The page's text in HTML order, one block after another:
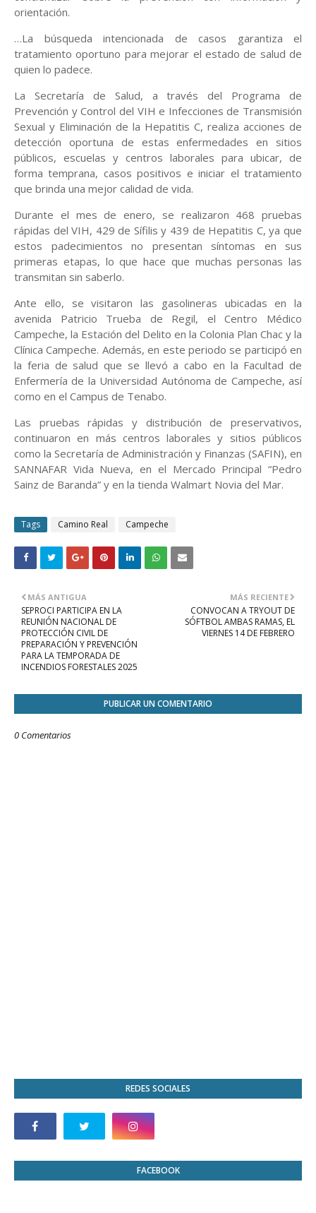
orientación.
…La búsqueda intencionada de casos garantiza el
tratamiento oportuno para mejorar el estado de salud de
quien lo padece.
La Secretaría de Salud, a través del Programa de
Prevención y Control del VIH e Infecciones de Transmisión
Sexual y Eliminación de la Hepatitis C, realiza acciones de
detección oportuna de estas enfermedades en sitios
públicos, escuelas y centros laborales para ubicar, de
forma temprana, casos positivos e iniciar el tratamiento
que brinda una mejor calidad de vida.
Durante el mes de enero, se realizaron 468 pruebas
rápidas del VIH, 429 de Sífilis y 439 de Hepatitis C, ya que
estos padecimientos no presentan síntomas en sus
primeras etapas, lo que hace que muchas personas las
transmitan sin saberlo.
Ante ello, se visitaron las gasolineras ubicadas en la
avenida Patricio Trueba de Regil, el Centro Médico
Campeche, la Estación del Delito en la Colonia Plan Chac y la
Clínica Campeche. Además, en este periodo se participó en
la feria de salud que se llevó a cabo en la Facultad de
Enfermería de la Universidad Autónoma de Campeche, así
como en el Campus de Tenabo.
Las pruebas rápidas y distribución de preservativos,
continuaron en más centros laborales y sitios públicos
como la Secretaría de Administración y Finanzas (SAFIN), en
SANNAFAR Vida Nueva, en el Mercado Principal “Pedro
Sainz de Baranda” y en la tienda Walmart Novia del Mar.
Tags Camino Real Campeche
MÁS RECIENTE
CONVOCAN A TRYOUT DE
SÓFTBOL AMBAS RAMAS, EL
VIERNES 14 DE FEBRERO
MÁS ANTIGUA
SEPROCI PARTICIPA EN LA
REUNIÓN NACIONAL DE
PROTECCIÓN CIVIL DE
PREPARACIÓN Y PREVENCIÓN
PARA LA TEMPORADA DE
INCENDIOS FORESTALES 2025
PUBLICAR UN COMENTARIO
0 Comentarios
REDES SOCIALES
FACEBOOK